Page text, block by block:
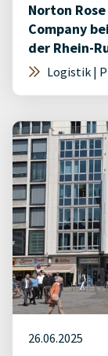
Norton
Company
der Rhein-
Logistik |
26.06.2025